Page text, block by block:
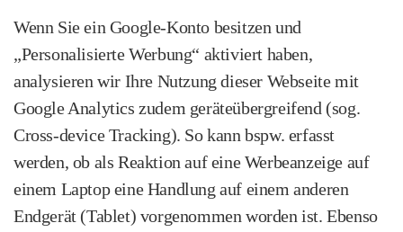
Wenn Sie ein Google‑Konto besitzen und
„Personalisierte Werbung“ aktiviert haben,
analysieren wir Ihre Nutzung dieser Webseite mit
Google Analytics zudem geräte­übergreifend (sog.
Cross‑device Tracking). So kann bspw. erfasst
werden, ob als Reaktion auf eine Werbeanzeige auf
einem Laptop eine Handlung auf einem anderen
Endgerät (Tablet) vorgenommen worden ist. Ebenso